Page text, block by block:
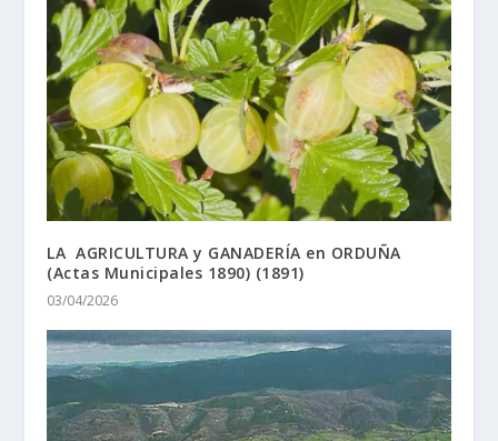
LA AGRICULTURA y GANADERÍA en ORDUÑA
(Actas Municipales 1890) (1891)
03/04/2026